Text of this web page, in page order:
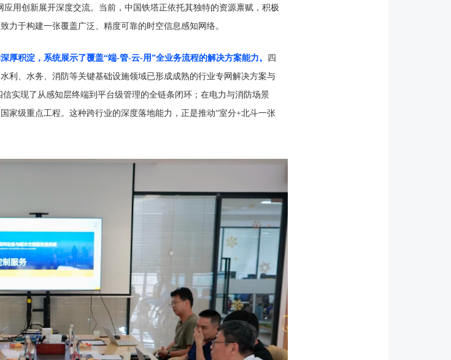
用创新展开深度交流。当前，中国铁塔正依托其独特的资源禀赋，积极
力于构建一张覆盖广泛、精度可靠的时空信息感知网络。
厚积淀，系统展示了覆盖“端-管-云-用”全业务流程的解决方案能力。
四
利、水务、消防等关键基础设施领域已形成成熟的行业专网解决方案与
实现了从感知层终端到平台级管理的全链条闭环；在电力与消防场景
家级重点工程。这种跨行业的深度落地能力，正是推动“室分+北斗一张